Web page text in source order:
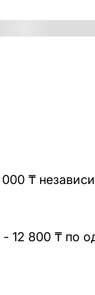
₸
12 800 ₸ по